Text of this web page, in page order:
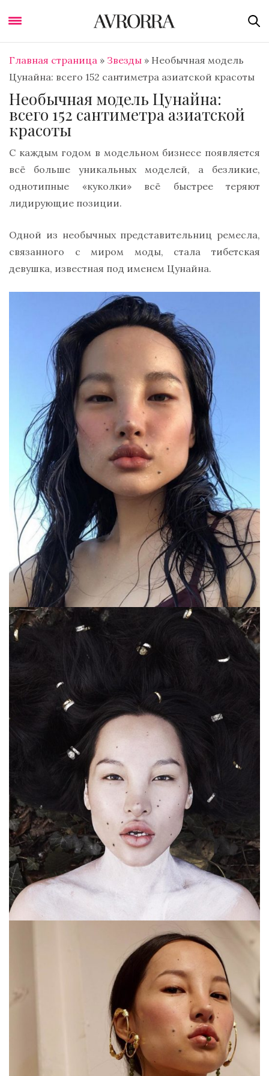
Главная страница » Звезды » Необычная модель
Цунайна: всего 152 сантиметра азиатской красоты
Необычная модель Цунайна:
всего 152 сантиметра азиатской
красоты
С каждым годом в модельном бизнесе появляется
всё больше уникальных моделей, а безликие,
однотипные «куколки» всё быстрее теряют
лидирующие позиции.
Одной из необычных представительниц ремесла,
связанного с миром моды, стала тибетская
девушка, известная под именем Цунайна.